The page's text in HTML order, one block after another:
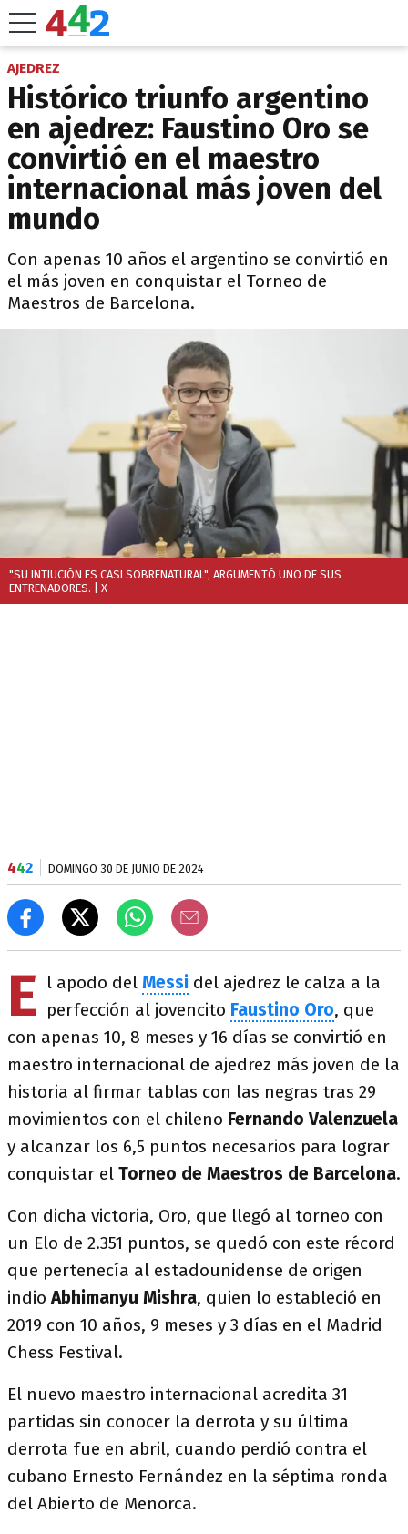
AJEDREZ
Histórico triunfo argentino
en ajedrez: Faustino Oro se
convirtió en el maestro
internacional más joven del
mundo
Con apenas 10 años el argentino se convirtió en
el más joven en conquistar el Torneo de
Maestros de Barcelona.
"SU INTIUCIÓN ES CASI SOBRENATURAL", ARGUMENTÓ UNO DE SUS
ENTRENADORES.
| X
442 DOMINGO 30 DE JUNIO DE 2024
E l apodo del Messi del ajedrez le calza a la
perfección al jovencito Faustino Oro, que
con apenas 10, 8 meses y 16 días se convirtió en
maestro internacional de ajedrez más joven de la
historia al firmar tablas con las negras tras 29
movimientos con el chileno Fernando Valenzuela
y alcanzar los 6,5 puntos necesarios para lograr
conquistar el Torneo de Maestros de Barcelona.
Con dicha victoria, Oro, que llegó al torneo con
un Elo de 2.351 puntos, se quedó con este récord
que pertenecía al estadounidense de origen
indioAbhimanyu Mishra, quien lo estableció en
2019 con 10 años, 9 meses y 3 días en el Madrid
Chess Festival.
El nuevo maestro internacional acredita 31
partidas sin conocer la derrota y su última
derrota fue en abril, cuando perdió contra el
cubano Ernesto Fernández en la séptima ronda
del Abierto de Menorca.